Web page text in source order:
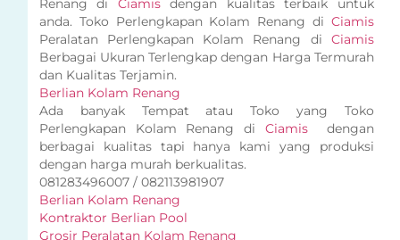
Renang di Ciamisdengan kualitas terbaik untuk
anda. Toko Perlengkapan Kolam Renang di Ciamis
Peralatan Perlengkapan Kolam Renang di Ciamis
Berbagai Ukuran Terlengkap dengan Harga Termurah
dan Kualitas Terjamin.
Berlian Kolam Renang
Ada banyak Tempat atau Toko yang Toko
Perlengkapan Kolam Renang di Ciamis
dengan
berbagai kualitas tapi hanya kami yang produksi
dengan harga murah berkualitas.
081283496007 / 082113981907
Berlian Kolam Renang
Kontraktor Berlian Pool
Grosir Peralatan Kolam Renang